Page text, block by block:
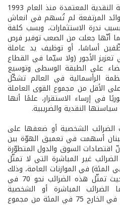
قوامه السياسة النقدية المعتمدة منذ العام 1993
المرتفعة لم تُسهم في انعاش
ندرة الاستثمارات، وبسب كلفة
أنّها جعلت من الصعب توفير فرص
أساسًا، أو توظيف يد عاملة
تعزيز الأجور (ولا سيّما في القطاع
على الطبقة الوسطى وتوسيع
الرأسمالية في العالم تشكّل
في المئة على الأقل من مجموع القوى العاملة
في إرساء الاستقرار، علمًا أنها
النقدية والضريبية.
الضرائب الشخصية أو ضعفها على
أسهمت في تعميق الهوّة بين
اقتصادات السوق والدول المتطوّرة
غير المباشرة التي لا تمثّل
ربع الواردات الضريبية (25 في المئة) في الموازنات العامة، وذلك
على عكس الواقع في لبنان، حيث تمثّل هذه الضرائب نحو 70 في
الضرائب المباشرة أو الشخصية
(Personal Income Tax) فتمثّل في الخارج 75 في المئة من مجموع